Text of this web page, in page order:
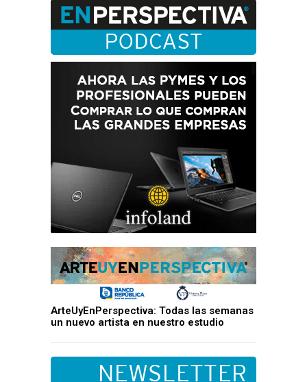
ArteUyEnPerspectiva: Todas las semanas
un nuevo artista en nuestro estudio